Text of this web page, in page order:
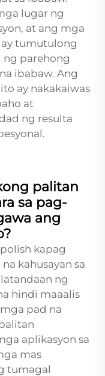
lugar ng
at ang mga
tumutulong
parehong
ibabaw. Ang
ay nakakaiwas
at
ng resulta
palitan
sa pag-
ang
kapag
kahusayan sa
ng
hindi maaalis
pad na
aplikasyon sa
mas
tumagal